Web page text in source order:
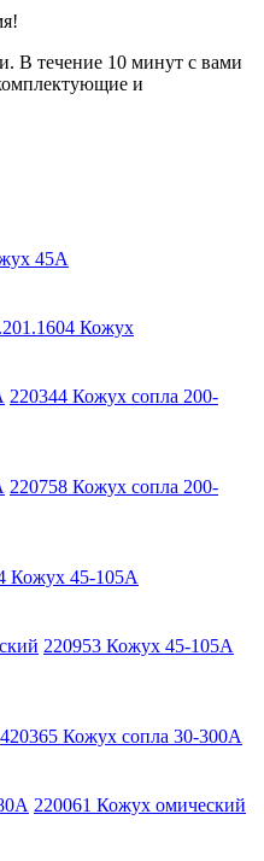
В течение 10 минут с вами
и
45А
Кожух
220344 Кожух сопла 200-
220758 Кожух сопла 200-
Кожух 45-105A
220953 Кожух 45-105А
420365 Кожух сопла 30-300А
220061 Кожух омический